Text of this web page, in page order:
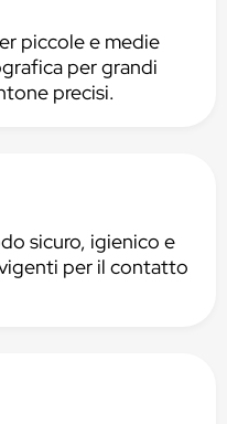
piccole e medie
per grandi
precisi.
sicuro, igienico e
per il contatto